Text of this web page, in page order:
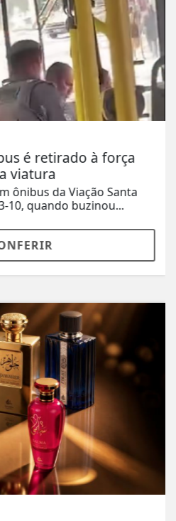
é retirado à força
viatura
ônibus da Viação Santa
10, quando buzinou...